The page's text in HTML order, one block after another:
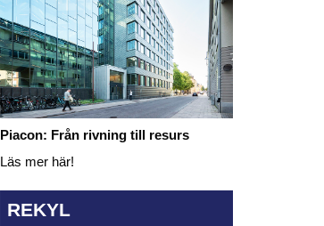
Piacon: Från rivning till resurs
Läs mer här!
REKYL